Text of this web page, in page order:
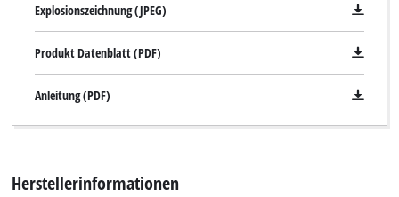
Explosionszeichnung (JPEG)
Produkt Datenblatt (PDF)
Anleitung (PDF)
Herstellerinformationen